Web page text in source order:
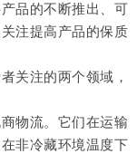
品的不断推出、可
注提高产品的保质
关注的两个领域，
物流。它们在运输
非冷藏环境温度下